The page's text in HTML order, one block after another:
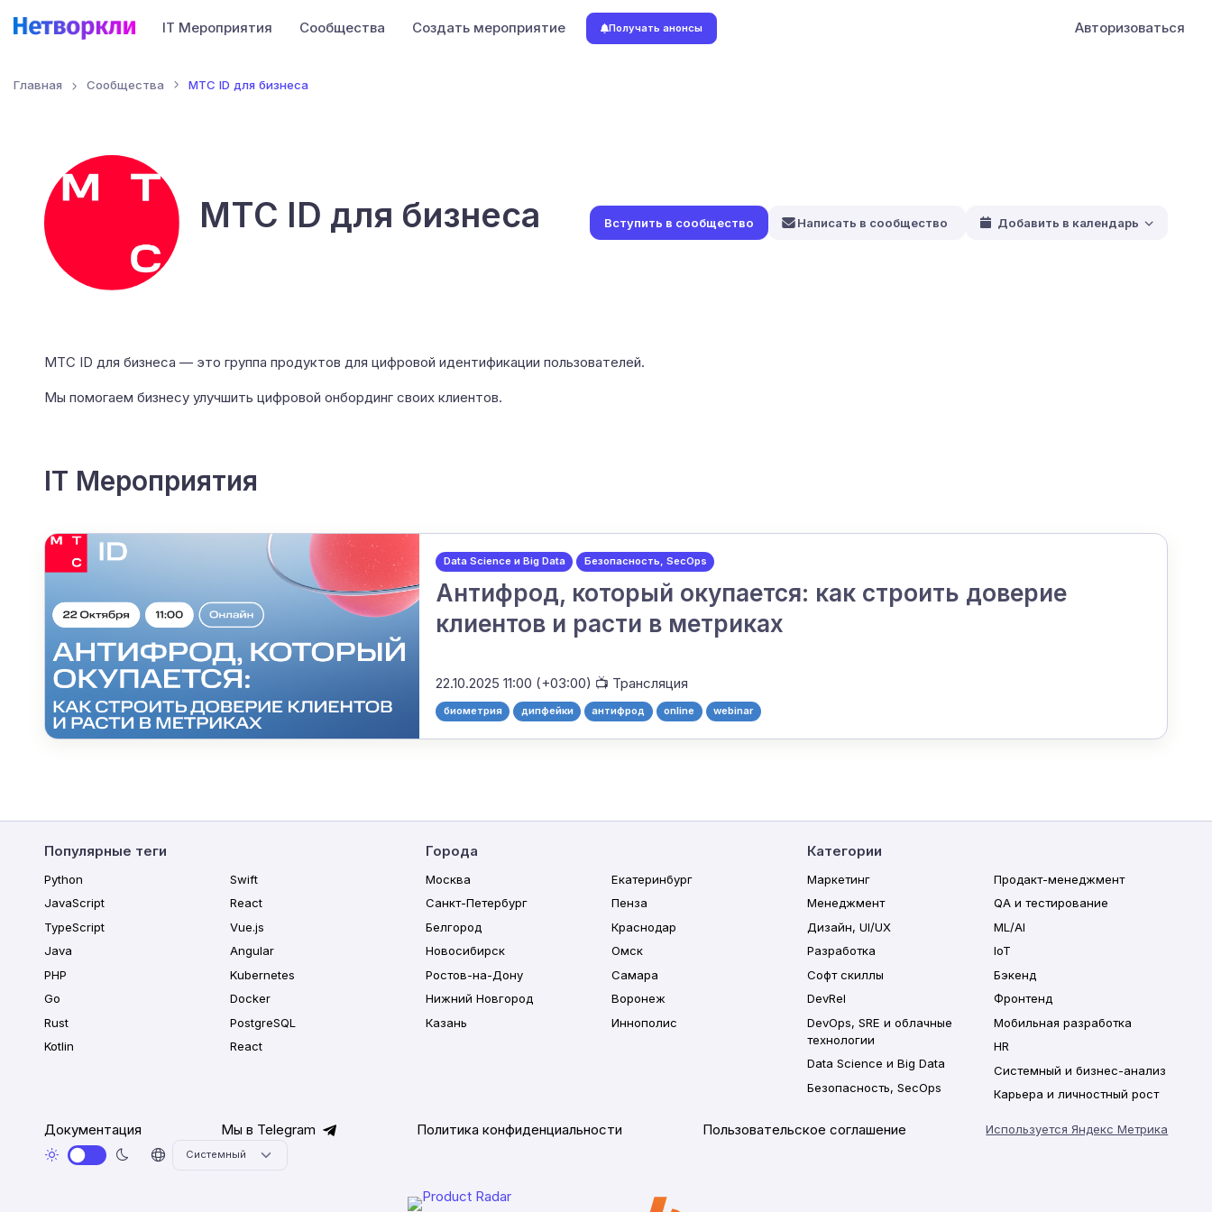
IT Мероприятия Сообщества Создать мероприятие Получать анонсы Авторизоваться
Главная Сообщества МТС ID для бизнеса
МТС ID для бизнеса Написать в сообщество Добавить в календарь
МТС ID для бизнеса — это группа продуктов для цифровой идентификации пользователей.
Мы помогаем бизнесу улучшить цифровой онбординг своих клиентов.
IT Мероприятия
Data Science и Big Data Безопасность, SecOps
Антифрод, который окупается: как строить доверие
клиентов и расти в метриках
22.10.2025 11:00 (+03:00) 📺 Трансляция
биометрия дипфейки антифрод online webinar
Популярные теги
Python
JavaScript
TypeScript
Java
PHP
Go
Rust
Kotlin
Swift
React
Vue.js
Angular
Kubernetes
Docker
PostgreSQL
React
Города
Москва
Санкт-Петербург
Белгород
Новосибирск
Ростов-на-Дону
Нижний Новгород
Казань
Екатеринбург
Пенза
Краснодар
Омск
Самара
Воронеж
Иннополис
Категории
Маркетинг
Менеджмент
Дизайн, UI/UX
Разработка
Софт скиллы
DevRel
DevOps, SRE и облачные
технологии
Data Science и Big Data
Безопасность, SecOps
Продакт-менеджмент
QA и тестирование
ML/AI
IoT
Бэкенд
Фронтенд
Мобильная разработка
HR
Системный и бизнес-анализ
Карьера и личностный рост
Документация Мы в Telegram Политика конфиденциальности Пользовательское соглашение Используется Яндекс Метрика